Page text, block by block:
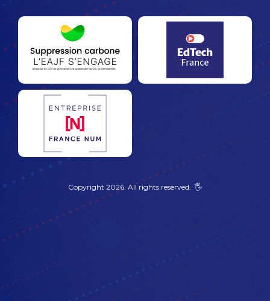
Copyright 2026. All rights reserved. 🖐️